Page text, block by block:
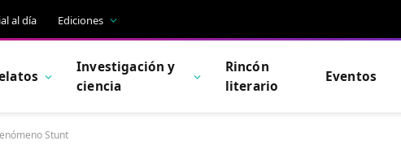
al día Ediciones
Investigación y
ciencia
Rincón
literario
Eventos
Stunt